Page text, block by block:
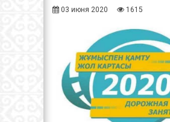
03 июня 2020 1615